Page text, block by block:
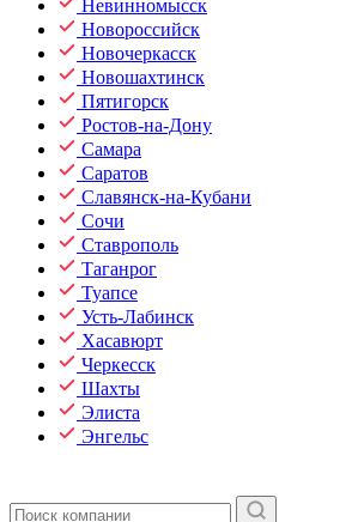
Невинномысск
Новороссийск
Новочеркасск
Новошахтинск
Пятигорск
Ростов-на-Дону
Самара
Саратов
Славянск-на-Кубани
Сочи
Ставрополь
Таганрог
Туапсе
Усть-Лабинск
Хасавюрт
Черкесск
Шахты
Элиста
Энгельс